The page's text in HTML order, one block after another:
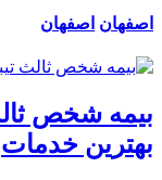
اصفهان اصفهان
بهترین خدمات